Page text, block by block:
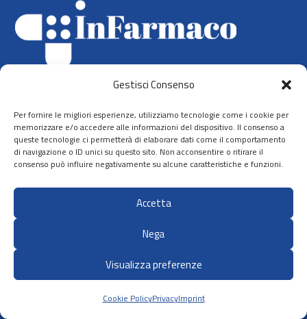
Gestisci Consenso
Per fornire le migliori esperienze, utilizziamo tecnologie come i cookie per
memorizzare e/o accedere alle informazioni del dispositivo. Il consenso a
queste tecnologie ci permetterà di elaborare dati come il comportamento
di navigazione o ID unici su questo sito. Non acconsentire o ritirare il
consenso può influire negativamente su alcune caratteristiche e funzioni.
Accetta
Nega
Visualizza preferenze
Cookie PolicyPrivacyImprint
ISCRIVITI
Realizzato con ifondi regionali di farmacovigilanza
gestiti da AIFA